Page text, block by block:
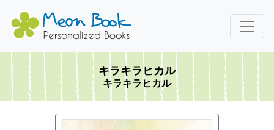
キラキラヒカル
キラキラヒカル